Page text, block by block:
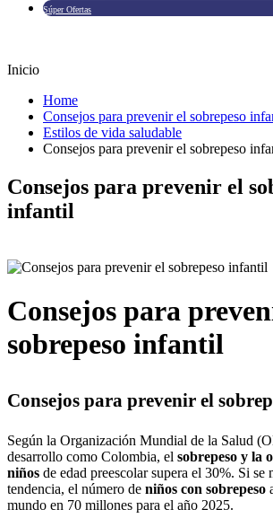
Súper Ofertas
Inicio
Home
Consejos para prevenir el sobrepeso
Estilos de vida saludable
Consejos para prevenir el sobrepeso
Consejos para prevenir el
infantil
Consejos para
sobrepeso infantil
Consejos para prevenir el
Según la Organización Mundial de la Salud
desarrollo como Colombia, el sobrepeso y la
niños de edad preescolar supera el 30%. Si se
tendencia, el número de niños con sobrepeso
mundo en 70 millones para el año 2025.